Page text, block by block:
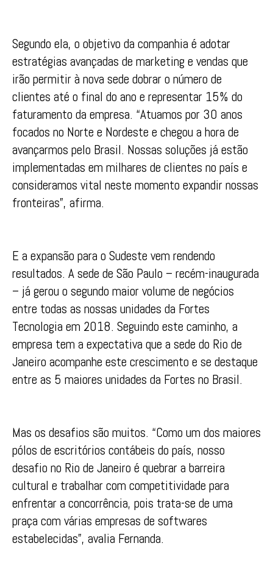
Segundo ela, o objetivo da companhia é adotar
estratégias avançadas de marketing e vendas que
irão permitir à nova sede dobrar o número de
clientes até o final do ano e representar 15% do
faturamento da empresa. “Atuamos por 30 anos
focados no Norte e Nordeste e chegou a hora de
avançarmos pelo Brasil. Nossas soluções já estão
implementadas em milhares de clientes no país e
consideramos vital neste momento expandir nossas
fronteiras”, afirma.
E a expansão para o Sudeste vem rendendo
resultados. A sede de São Paulo – recém-inaugurada
– já gerou o segundo maior volume de negócios
entre todas as nossas unidades da Fortes
Tecnologia em 2018. Seguindo este caminho, a
empresa tem a expectativa que a sede do Rio de
Janeiro acompanhe este crescimento e se destaque
entre as 5 maiores unidades da Fortes no Brasil.
Mas os desafios são muitos. “Como um dos maiores
pólos de escritórios contábeis do país, nosso
desafio no Rio de Janeiro é quebrar a barreira
cultural e trabalhar com competitividade para
enfrentar a concorrência, pois trata-se de uma
praça com várias empresas de softwares
estabelecidas”, avalia Fernanda.